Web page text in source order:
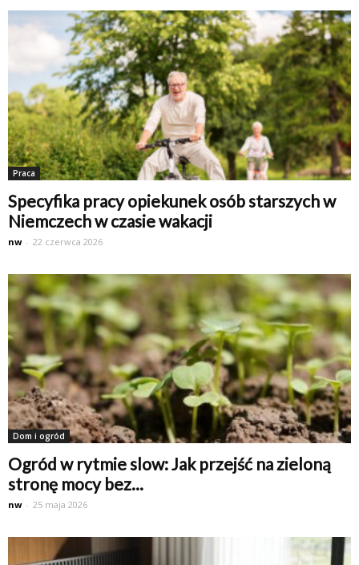
Praca
Specyfika pracy opiekunek osób starszych w
Niemczech w czasie wakacji
nw - 22 czerwca 2026
Dom i ogród
Ogród w rytmie slow: Jak przejść na zieloną
stronę mocy bez...
nw - 25 maja 2026